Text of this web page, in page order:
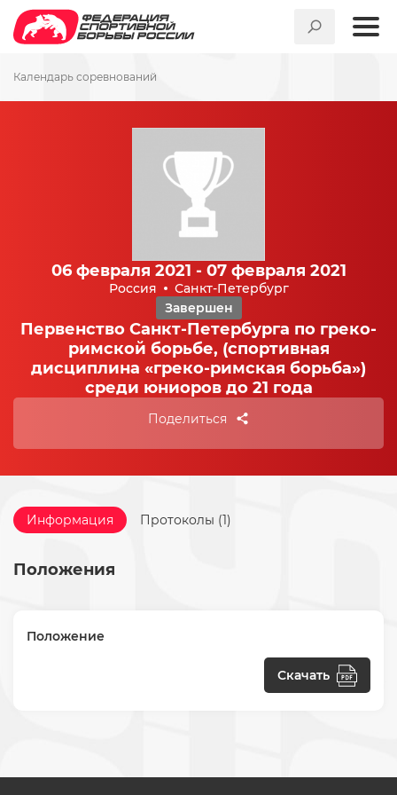
Календарь соревнований
06 февраля 2021 - 07 февраля 2021
Россия
Санкт-Петербург
Завершен
Первенство Санкт-Петербурга по греко-
римской борьбе, (спортивная
дисциплина «греко-римская борьба»)
среди юниоров до 21 года
Поделиться
Информация Протоколы (1)
Положения
Положение
Скачать